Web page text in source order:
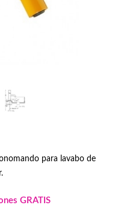
para lavabo de
GRATIS